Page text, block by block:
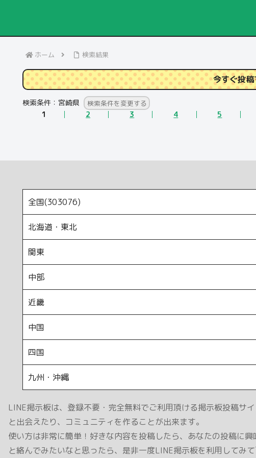
ホーム 検索結果
今すぐ投
検索条件： 宮崎県 検索条件を変更する
1 2 3 4 5
全国(303076)
北海道・東北
関東
中部
近畿
中国
四国
九州・沖縄
LINE掲示板は、登録不要・完全無料でご利用頂ける掲示板投稿サ
と出会えたり、コミュニティを作ることが出来ます。
使い方は非常に簡単！好きな内容を投稿したら、あなたの投稿に
と絡んでみたいなと思ったら、是非一度LINE掲示板を利用してみて